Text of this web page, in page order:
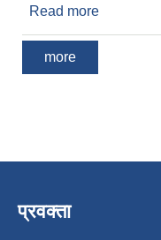
Read more
more
प्रवक्ता